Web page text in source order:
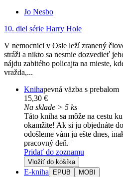
Jo Nesbo
10. diel série Harry Hole
V nemocnici v Osle leží zranený
stráži a nikto sa nesmie dozvedieť
nájdu zabitého policajta na mieste,
vražda,...
Knihapevná väzba s prebalom
15,30 €
Na sklade > 5 ks
Táto kniha sa môže na cestu
okamžite! Ak si ju objednáte
odošleme vám ju ešte dnes,
pracovný deň.
Pridať do zoznamu
Vložiť do košíka
E-kniha EPUB MOBI